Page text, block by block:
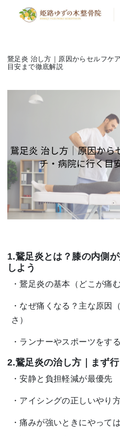
鵞足炎 治し方｜原因からセルフケ
目安まで徹底解説
1.鵞足炎とは？膝の内側
しよう
・鵞足炎の基本（どこが痛む
・なぜ痛くなる？主な原因
さ）
・ランナーやスポーツをす
2.鵞足炎の治し方｜まず
・安静と負担軽減が最優先
・アイシングの正しいやり
・痛みが強いときにやって